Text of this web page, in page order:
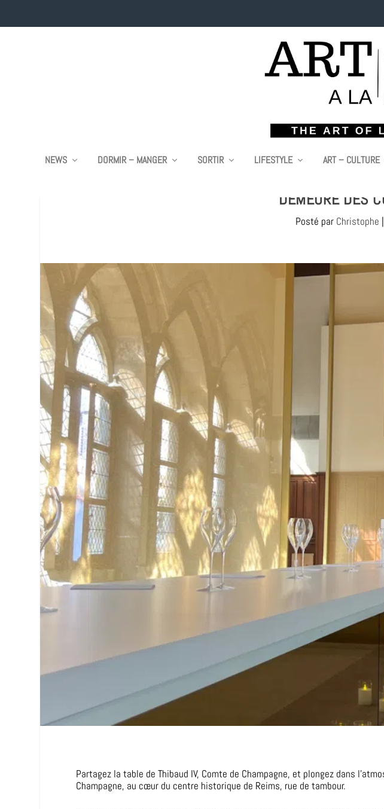
NEWS DORMIR – MANGER SORTIR LIFESTYLE ART – CULTURE
DEMEURE DES
Posté par Christophe |
Partagez la table de Thibaud IV, Comte de Champagne, et plongez dans
Champagne, au cœur du centre historique de Reims, rue de tambour.